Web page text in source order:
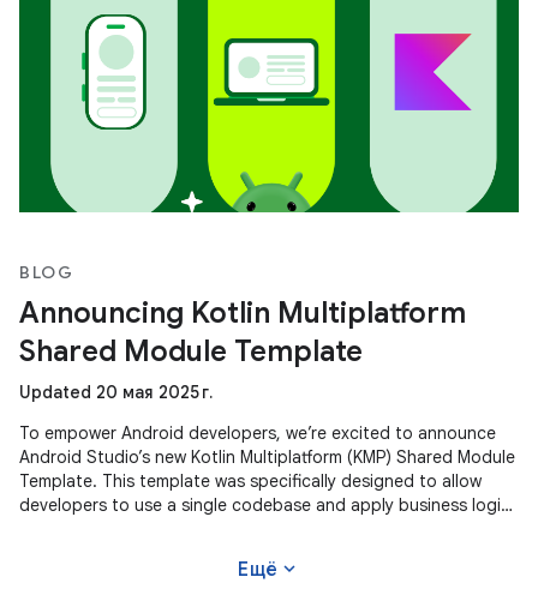
BLOG
Announcing Kotlin Multiplatform
Shared Module Template
Updated 20 мая 2025 г.
To empower Android developers, we’re excited to announce
Android Studio’s new Kotlin Multiplatform (KMP) Shared Module
Template. This template was specifically designed to allow
developers to use a single codebase and apply business logic
Ещё expand_more